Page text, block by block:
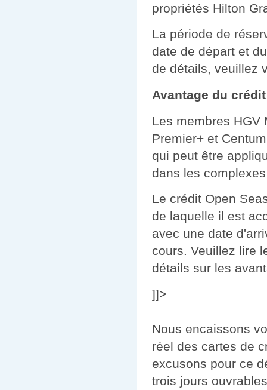
propriétés Hilton
La période de
date de départ et
de détails, veuillez
Avantage du
Les membres HGV
Premier+ et
qui peut être
dans les
Le crédit Open
de laquelle il est
avec une date
cours. Veuillez lire
détails sur les
]]>
Nous encaissons
réel des cartes de
excusons pour ce
trois jours